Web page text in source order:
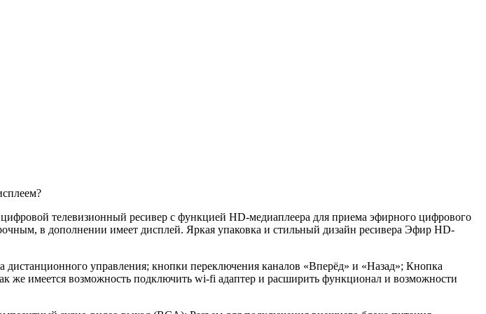
телевизионный ресивер с функцией HD-медиаплеера для приема эфирного цифрового
в дополнении имеет дисплей. Яркая упаковка и стильный дизайн ресивера Эфир HD-
управления; кнопки переключения каналов «Вперёд» и «Назад»; Кнопка
имеется возможность подключить wi-fi адаптер и расширить функционал и возможности